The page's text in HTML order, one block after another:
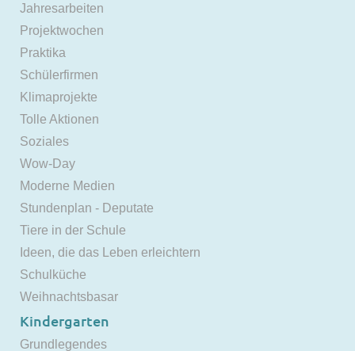
Jahresarbeiten
Projektwochen
Praktika
Schülerfirmen
Klimaprojekte
Tolle Aktionen
Soziales
Wow-Day
Moderne Medien
Stundenplan - Deputate
Tiere in der Schule
Ideen, die das Leben erleichtern
Schulküche
Weihnachtsbasar
Kindergarten
Grundlegendes